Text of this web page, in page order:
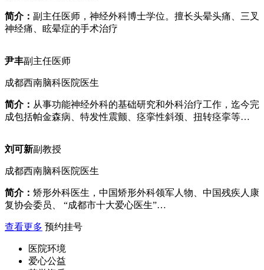
简介： 副主任医师，神经外科博士学位。擅长头晕头痛、三叉
神经痛、眩晕症的手术治疗
尹丰副主任医师
成都西南脑科医院医生
简介： 从事功能神经外科的基础研究和外科治疗工作，迄今完
成包括帕金森病、特发性震颤、痉挛性斜颈、扭转痉挛等…
刘可新副教授
成都西南脑科医院医生
简介： 矫形外科医生，中国矫形外科领军人物、中国残疾人康
复协会委员、 “成都市十大爱心医生”…
查看更多 预约挂号
医院环境
爱心公益